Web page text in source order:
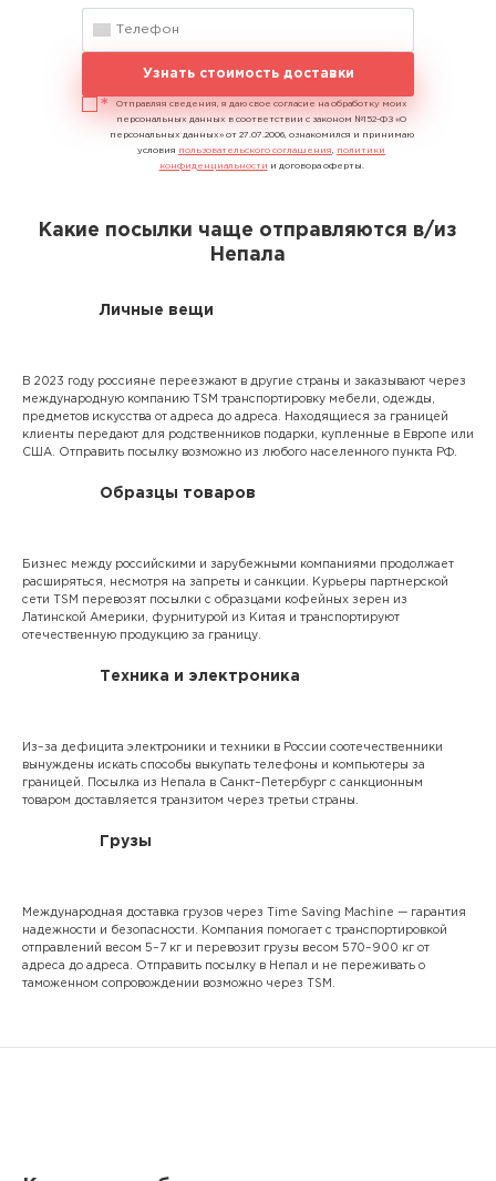
Узнать стоимость доставки
Отправляя сведения, я даю свое согласие на обработку моих
персональных данных в соответствии с законом №152-ФЗ «О
персональных данных» от 27.07.2006, ознакомился и принимаю
условия пользовательского соглашения
политики
конфиденциальности и договора оферты.
Какие посылки чаще отправляются в/из
Непала
Личные вещи
В 2023 году россияне переезжают в другие страны и заказывают через
международную компанию TSM транспортировку мебели, одежды,
предметов искусства от адреса до адреса. Находящиеся за границей
клиенты передают для родственников подарки, купленные в Европе или
США. Отправить посылку возможно из любого населенного пункта РФ.
Образцы товаров
Бизнес между российскими и зарубежными компаниями продолжает
расширяться, несмотря на запреты и санкции. Курьеры партнерской
сети TSM перевозят посылки с образцами кофейных зерен из
Латинской Америки, фурнитурой из Китая и транспортируют
отечественную продукцию за границу.
Техника и электроника
Из–за дефицита электроники и техники в России соотечественники
вынуждены искать способы выкупать телефоны и компьютеры за
границей. Посылка из Непала в Санкт–Петербург с санкционным
товаром доставляется транзитом через третьи страны.
Грузы
Международная доставка грузов через Time Saving Machine — гарантия
надежности и безопасности. Компания помогает с транспортировкой
отправлений весом 5–7 кг и перевозит грузы весом 570–900 кг от
адреса до адреса. Отправить посылку в Непал и не переживать о
таможенном сопровождении возможно через TSM.